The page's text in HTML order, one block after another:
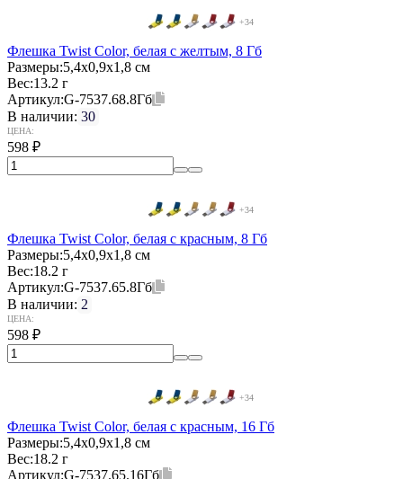
+34
Флешка Twist Color, белая с желтым, 8 Гб
Размеры:5,4х0,9х1,8 см
Вес:13.2 г
Артикул:G-7537.68.8Гб
В наличии: 30
ЦЕНА:
598 ₽
+34
Флешка Twist Color, белая с красным, 8 Гб
Размеры:5,4х0,9х1,8 см
Вес:18.2 г
Артикул:G-7537.65.8Гб
В наличии: 2
ЦЕНА:
598 ₽
+34
Флешка Twist Color, белая с красным, 16 Гб
Размеры:5,4х0,9х1,8 см
Вес:18.2 г
Артикул:G-7537.65.16Гб